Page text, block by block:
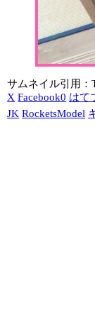
サムネイル引用：
X Facebook0 はて
JK RocketsModel